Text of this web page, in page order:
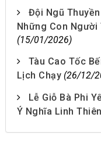
Đội Ngũ
Những Con Người
(15/01/2026)
Tàu Cao Tốc
Lịch Chạy (26/12/
Lễ Giỗ Bà Phi
Ý Nghĩa Linh